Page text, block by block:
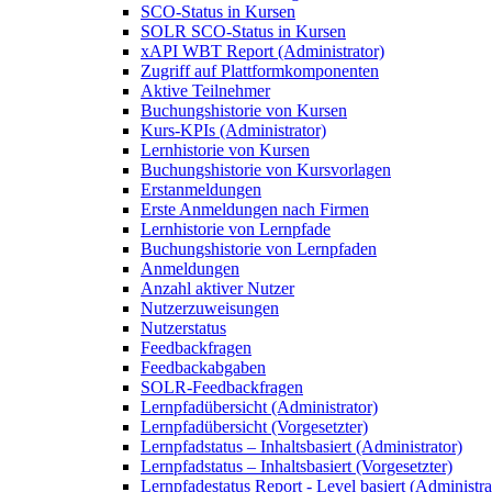
SCO-Status in Kursen
SOLR SCO-Status in Kursen
xAPI WBT Report (Administrator)
Zugriff auf Plattformkomponenten
Aktive Teilnehmer
Buchungshistorie von Kursen
Kurs-KPIs (Administrator)
Lernhistorie von Kursen
Buchungshistorie von Kursvorlagen
Erstanmeldungen
Erste Anmeldungen nach Firmen
Lernhistorie von Lernpfade
Buchungshistorie von Lernpfaden
Anmeldungen
Anzahl aktiver Nutzer
Nutzerzuweisungen
Nutzerstatus
Feedbackfragen
Feedbackabgaben
SOLR-Feedbackfragen
Lernpfadübersicht (Administrator)
Lernpfadübersicht (Vorgesetzter)
Lernpfadstatus – Inhaltsbasiert (Administrator)
Lernpfadstatus – Inhaltsbasiert (Vorgesetzter)
Lernpfadestatus Report - Level basiert